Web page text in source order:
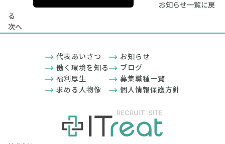
お知らせ一覧に戻
る
次へ
代表あいさつ
働く環境を知る
福利厚生
求める人物像
お知らせ
ブログ
募集職種一覧
個人情報保護方針